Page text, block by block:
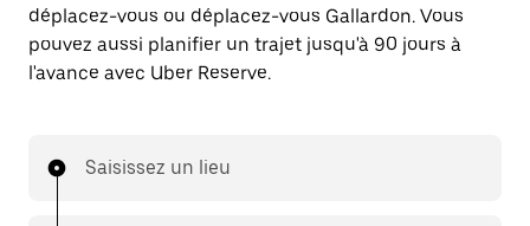
déplacez-vous ou déplacez-vous Gallardon. Vous
pouvez aussi planifier un trajet jusqu'à 90 jours à
l'avance avec Uber Reserve.
Saisissez un lieu